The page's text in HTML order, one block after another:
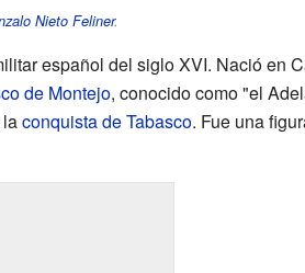
Nieto Feliner.
español del siglo XVI. Nació en
de Montejo, conocido como "el
conquista de Tabasco. Fue una